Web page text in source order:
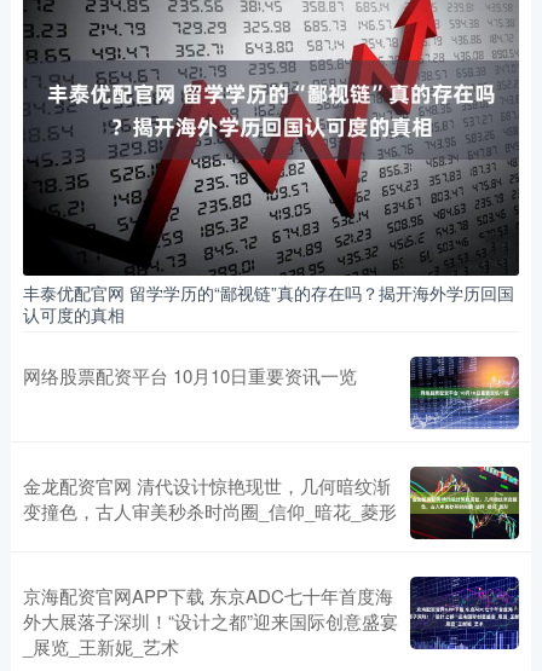
丰泰优配官网 留学学历的“鄙视链”真的存在吗？揭开海外学历回国
认可度的真相
网络股票配资平台 10月10日重要资讯一览
金龙配资官网 清代设计惊艳现世，几何暗纹渐
变撞色，古人审美秒杀时尚圈_信仰_暗花_菱形
京海配资官网APP下载 东京ADC七十年首度海
外大展落子深圳！“设计之都”迎来国际创意盛宴
_展览_王新妮_艺术